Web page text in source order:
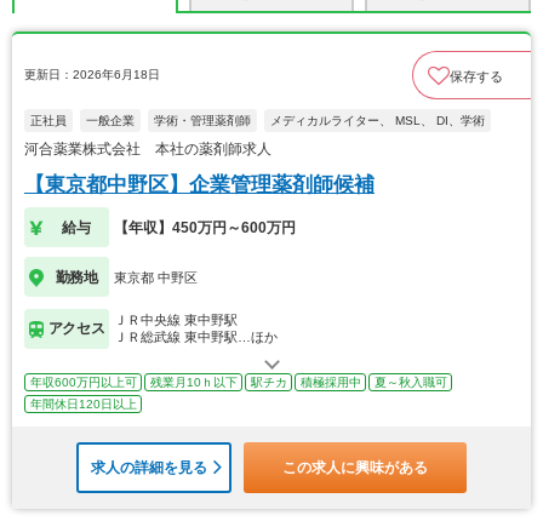
更新日：2026年6月18日 保存する
正社員 一般企業 学術・管理薬剤師 メディカルライター、 MSL、 DI、学術
河合薬業株式会社 本社の薬剤師求人
【東京都中野区】企業管理薬剤師候補
給与 【年収】450万円～600万円
勤務地 東京都 中野区
アクセス
ＪＲ中央線 東中野駅
ＪＲ総武線 東中野駅…ほか
年収600万円以上可 残業月10ｈ以下 駅チカ 積極採用中
夏～秋入職可
年間休日120日以上
求人の詳細を見る この求人に興味がある